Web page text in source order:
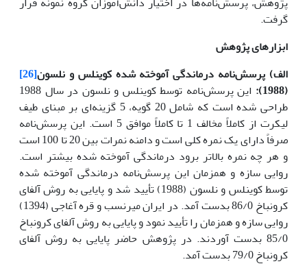
گرفت.
ابزارهایپژوهش
الف) پرسش‌نامه درماندگی آموخته شده ﮐﻮﯾﻨﻠﺲ و ﻧﻠﺴﻮن[26]
(1988):
اﯾﻦ پرسش‌نامه ﺗﻮﺳﻂ ﮐﻮﯾﻨﻠﺲ و ﻧﻠﺴﻮن در ﺳﺎل 1988
ﻃﺮاﺣﯽ ﺷﺪه است ﮐﻪ ﺷﺎﻣﻞ 20 ﮔﻮﯾﻪ، 5 ﮔﺰﯾﻨﻪای ﺑﺮ ﻣﺒﻨﺎی ﻃﯿﻒ
ﻟﯿﮑﺮت از ﮐﺎﻣﻼً ﻣﺨﺎﻟﻒ 1 تا ﮐﺎﻣﻼً ﻣﻮاﻓﻖ 5 اﺳﺖ. این پرسش‌نامه
صرفاً دارای یک نمره کلی است و دامنه نمرات بین 20 تا 100 است
و هر چه نمره بالاتر برود درماندگی آموخته شده بیشتر است.
روایی سازه و همزمان این پرسش‌نامه درماندگی آموخته شده
توسط ﮐﻮﯾﻨﻠﺲ و ﻧﻠﺴﻮن (1988) تأیید شد و پایایی به روش آلفای
کرونباخ 86/0 بدست آمد. در ایران ﻣﯿﺮﻧﺴﺐ و ﻗﺮه آﻏﺎﺟﯽ (1394)
روایی سازه و همزمان را تأیید نمود و پایایی به روش آلفای کرونباخ
85/0 بدست آوردند. در پژوهش حاضر پایایی به روش آلفای
کرونباخ 79/0 بدست آمد.